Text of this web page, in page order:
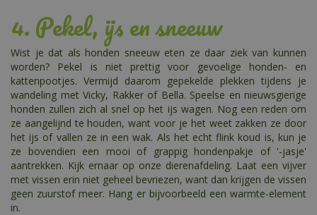
4. Pekel, ijs en sneeuw
Wist je dat als honden sneeuw eten ze daar ziek van kunnen
worden? Pekel is niet prettig voor gevoelige honden- en
kattenpootjes. Vermijd daarom gepekelde plekken tijdens je
wandeling met Vicky, Rakker of Bella. Speelse en nieuwsgierige
honden zullen zich al snel op het ijs wagen. Nog een reden om
ze aangelijnd te houden, want voor je het weet zakken ze door
het ijs of vallen ze in een wak. Als het echt flink koud is, kun je
ze bovendien een mooi of grappig hondenpakje of '-jasje'
aantrekken. Kijk ernaar op onze dierenafdeling. Laat een vijver
met vissen erin niet geheel bevriezen, want dan krijgen de vissen
geen zuurstof meer. Hang er bijvoorbeeld een warmte-element
in.